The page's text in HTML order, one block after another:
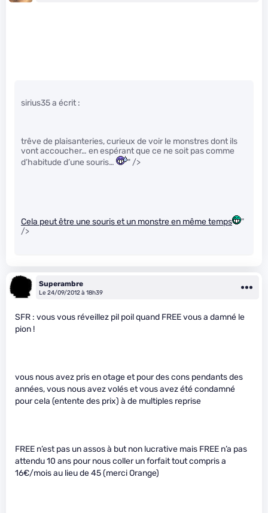
sirius35 a écrit :
trêve de plaisanteries, curieux de voir le monstres dont ils
vont accoucher… en espérant que ce ne soit pas comme
d’habitude d’une souris…
" />
Cela peut être une souris et un monstre en même temps
"
/>
Superambre
Le 24/09/2012 à 18h39
SFR : vous vous réveillez pil poil quand FREE vous a damné le
pion !
vous nous avez pris en otage et pour des cons pendants des
années, vous nous avez volés et vous avez été condamné
pour cela (entente des prix) à de multiples reprise
FREE n’est pas un assos à but non lucrative mais FREE n’a pas
attendu 10 ans pour nous coller un forfait tout compris a
16€/mois au lieu de 45 (merci Orange)